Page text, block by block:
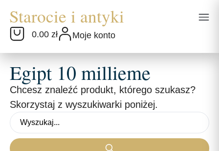
0.00 zł Moje konto
Egipt 10 millieme
Chcesz znaleźć produkt, którego szukasz?
Skorzystaj z wyszukiwarki poniżej.